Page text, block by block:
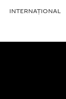
INTERNAŢIONAL